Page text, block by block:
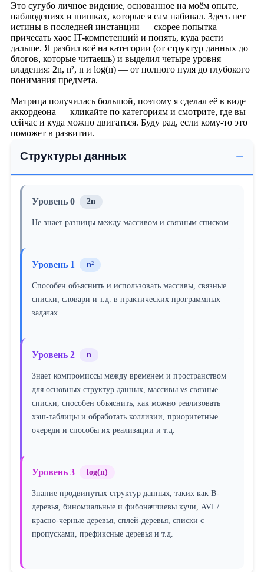
Это сугубо личное видение, основанное на моём опыте,
наблюдениях и шишках, которые я сам набивал. Здесь нет
истины в последней инстанции — скорее попытка
причесать хаос IT-компетенций и понять, куда расти
дальше. Я разбил всё на категории (от структур данных до
блогов, которые читаешь) и выделил четыре уровня
владения: 2n, n², n и log(n) — от полного нуля до глубокого
понимания предмета.
Матрица получилась большой, поэтому я сделал её в виде
аккордеона — кликайте по категориям и смотрите, где вы
сейчас и куда можно двигаться. Буду рад, если кому-то это
поможет в развитии.
Структуры данных
Уровень 0 2n
Не знает разницы между массивом и связным списком.
Уровень 1 n²
Способен объяснить и использовать массивы, связные
списки, словари и т.д. в практических программных
задачах.
Уровень 2 n
Знает компромиссы между временем и пространством
для основных структур данных, массивы vs связные
списки, способен объяснить, как можно реализовать
хэш-таблицы и обработать коллизии, приоритетные
очереди и способы их реализации и т.д.
Уровень 3 log(n)
Знание продвинутых структур данных, таких как B-
деревья, биномиальные и фибоначчиевы кучи, AVL/
красно-черные деревья, сплей-деревья, списки с
пропусками, префиксные деревья и т.д.